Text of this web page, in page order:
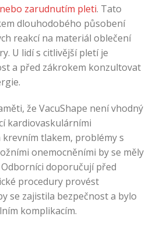
zarudnutím pleti. Tato
dlouhodobého působení
reakcí na materiál oblečení
U lidí s citlivější pletí je
a před zákrokem konzultovat
že VacuShape není vhodný
kardiovaskulárními
tlakem, problémy s
onemocněními by se měly
doporučují před
procedury provést
se zajistila bezpečnost a bylo
komplikacím.